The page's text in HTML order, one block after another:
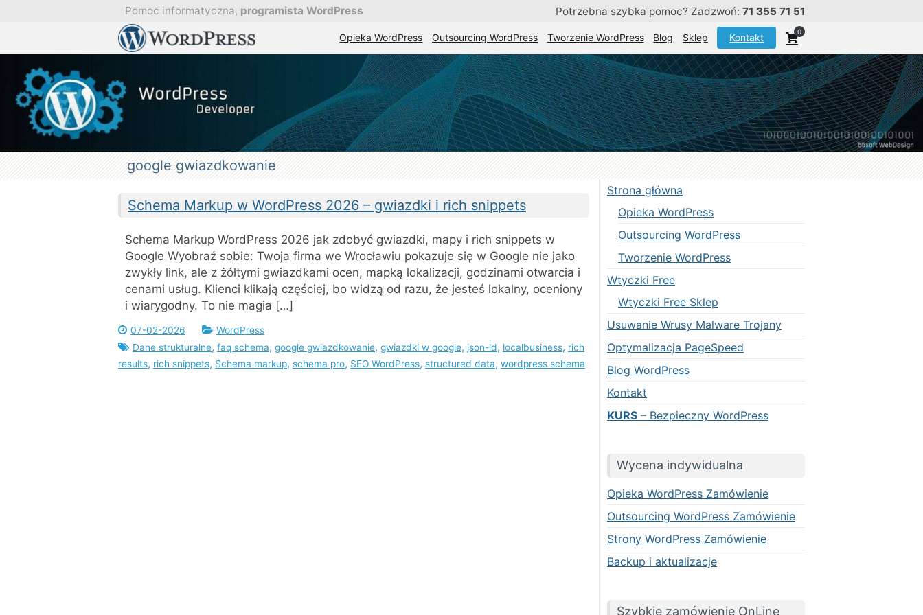
Pomoc informatyczna, programista WordPress Potrzebna szybka pomoc? Zadzwoń: 71 355 71 51
w
Aktualizacja
optymalizacja
stron.
Profesjonalna pomoc i stała obsługa stron WordPress
Opieka WordPress Outsourcing WordPress Tworzenie WordPress Blog Sklep Kontakt 0
google gwiazdkowanie
Schema Markup w WordPress 2026 – gwiazdki i rich snippets
Schema Markup WordPress 2026 jak zdobyć gwiazdki, mapy i rich snippets w
Google Wyobraź sobie: Twoja firma we Wrocławiu pokazuje się w Google nie jako
zwykły link, ale z żółtymi gwiazdkami ocen, mapką lokalizacji, godzinami otwarcia i
cenami usług. Klienci klikają częściej, bo widzą od razu, że jesteś lokalny, oceniony
i wiarygodny. To nie magia […]
07-02-2026
WordPress
Dane strukturalne, faq schema, google gwiazdkowanie, gwiazdki w google, json-ld, localbusiness, rich
results, rich snippets, Schema markup, schema pro, SEO WordPress, structured data, wordpress schema
Strona główna
Opieka WordPress
Outsourcing WordPress
Tworzenie WordPress
Wtyczki Free
Wtyczki Free Sklep
Usuwanie Wrusy Malware Trojany
Optymalizacja PageSpeed
Blog WordPress
Kontakt
KURS – Bezpieczny WordPress
Wycena indywidualna
Opieka WordPress Zamówienie
Outsourcing WordPress Zamówienie
Strony WordPress Zamówienie
Backup i aktualizacje
Szybkie zamówienie OnLine